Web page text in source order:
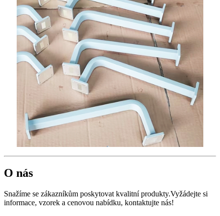
O nás
Snažíme se zákazníkům poskytovat kvalitní produkty.Vyžádejte si
informace, vzorek a cenovou nabídku, kontaktujte nás!